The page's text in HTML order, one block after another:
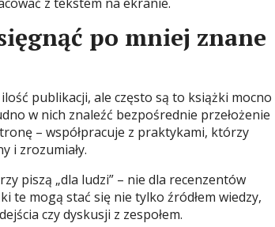
po mniej znane
publikacji, ale często są to książki mocno
w nich znaleźć bezpośrednie przełożenie
– współpracuje z praktykami, którzy
i zrozumiały.
piszą „dla ludzi” – nie dla recenzentów
te mogą stać się nie tylko źródłem wiedzy,
czy dyskusji z zespołem.